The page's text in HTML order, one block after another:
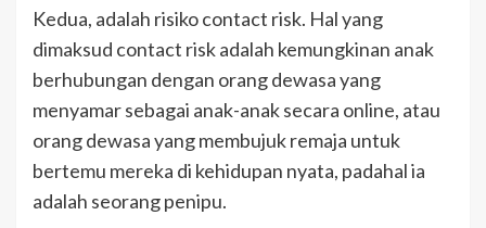
Kedua, adalah risiko contact risk. Hal yang
dimaksud contact risk adalah kemungkinan anak
berhubungan dengan orang dewasa yang
menyamar sebagai anak-anak secara online, atau
orang dewasa yang membujuk remaja untuk
bertemu mereka di kehidupan nyata, padahal ia
adalah seorang penipu.